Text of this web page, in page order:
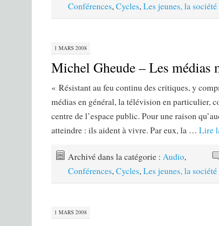
Conférences,Cycles,Les jeunes, la
1 MARS 2008
Michel Gheude – Les médias
« Résistant au feu continu des critiques, y
médias en général, la télévision en particulier,
centre de l’espace public. Pour une raison
atteindre : ils aident à vivre. Par eux, la … Lire
Archivé dans la catégorie : Audio,
Conférences, Cycles, Les jeunes, la
1 MARS 2008